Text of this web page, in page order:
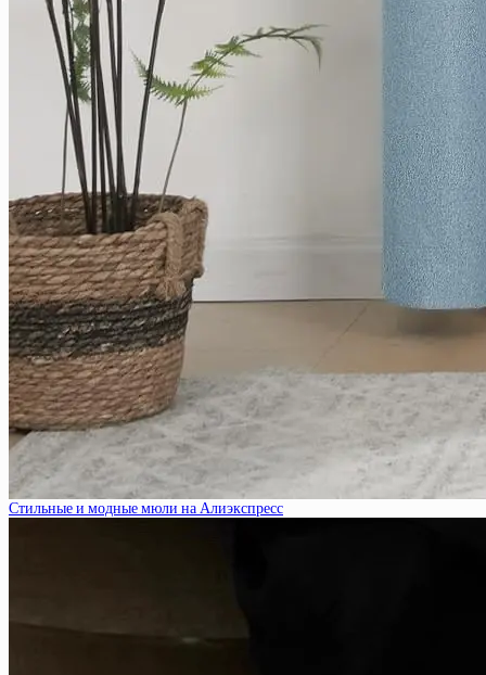
Стильные и модные мюли на Алиэкспресс